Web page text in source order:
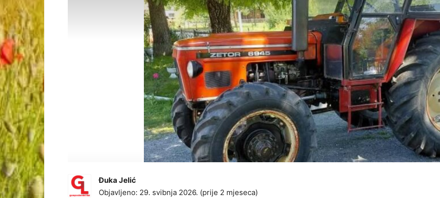
Đuka Jelić
Objavljeno: 29. svibnja 2026. (prije 2 mjeseca)